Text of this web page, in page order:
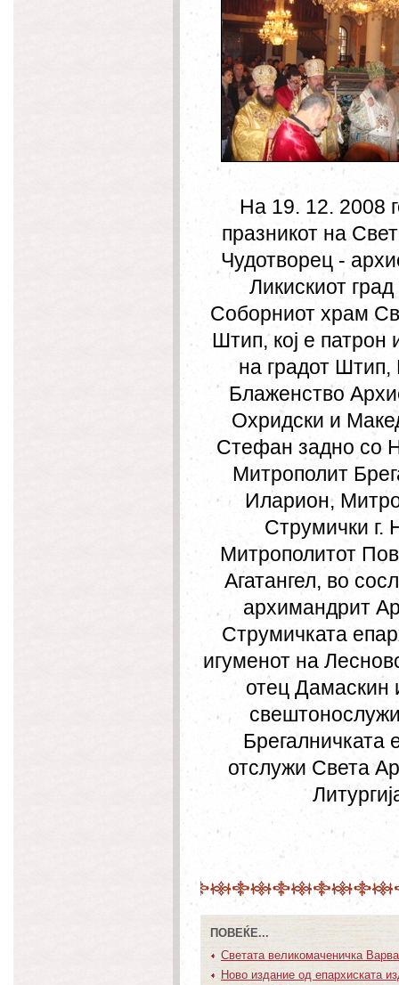
На 19. 12. 2008
празникот на
Чудотворец -
Ликискиот
Соборниот храм
Штип, кој е патрон
на градот Штип,
Блаженство
Охридски и
Стефан задно со
Митрополит
Иларион,
Струмички г.
Митрополитот
Агатангел, во
архимандрит
Струмичката
игуменот на
отец Дамаскин
Брегалничката
отслужи Света
ПОВЕЌЕ...
Светата великомаченичка
Ново издание од епархиската